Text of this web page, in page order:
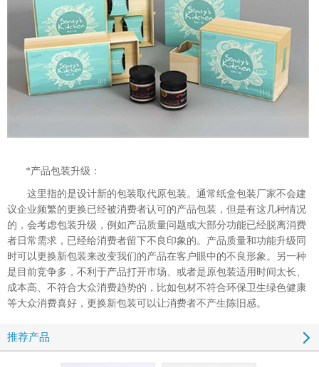
*产品包装升级：
这里指的是设计新的包装取代原包装。通常纸盒包装厂家不会建
议企业频繁的更换已经被消费者认可的产品包装，但是有这几种情况
的，会考虑包装升级，例如产品质量问题或大部分功能已经脱离消费
者日常需求，已经给消费者留下不良印象的。产品质量和功能升级同
时可以更换新包装来改变我们的产品在客户眼中的不良形象。另一种
是目前竞争多，不利于产品打开市场、或者是原包装适用时间太长、
成本高、不符合大众消费趋势的，比如包材不符合环保卫生绿色健康
等大众消费喜好，更换新包装可以让消费者不产生陈旧感。
推荐产品